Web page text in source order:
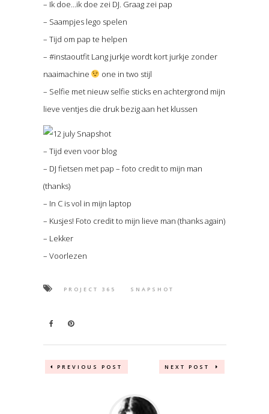
– Ik doe…ik doe zei DJ. Graag zei pap
– Saampjes lego spelen
– Tijd om pap te helpen
– #instaoutfit Lang jurkje wordt kort jurkje zonder
naaimachine
one in two stijl
– Selfie met nieuw selfie sticks en achtergrond mijn
lieve ventjes die druk bezig aan het klussen
– Tijd even voor blog
– DJ fietsen met pap – foto credit to mijn man
(thanks)
– In C is vol in mijn laptop
– Kusjes! Foto credit to mijn lieve man (thanks again)
– Lekker
– Voorlezen
PROJECT 365 SNAPSHOT
PREVIOUS POST NEXT POST